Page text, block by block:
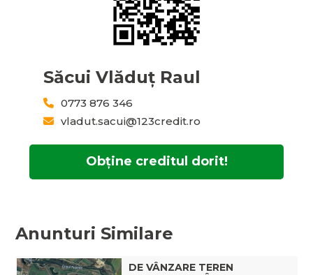
Săcui Vlăduț Raul
0773 876 346
vladut.sacui@123credit.ro
Obține creditul dorit!
Anunturi Similare
DE VÂNZARE TEREN